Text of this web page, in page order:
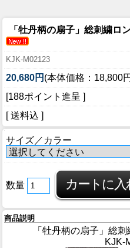
「牡丹柄の扇子」総刺繍ロ
KJK-M02123
20,680円 (本体価格：18,800
[188ポイント進呈 ]
[ 送料込 ]
サイズ／カラー
数量
商品説明
「牡丹柄の扇子」総
KJK-